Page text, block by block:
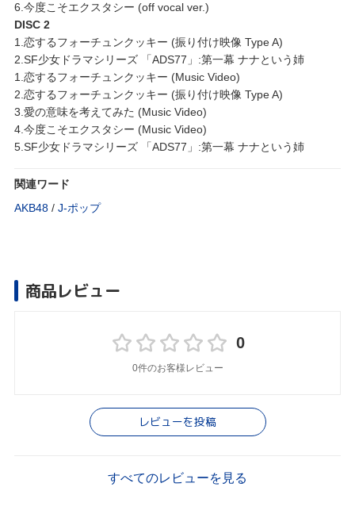
6.今度こそエクスタシー (off vocal ver.)
DISC 2
1.恋するフォーチュンクッキー (振り付け映像 Type A)
2.SF少女ドラマシリーズ 「ADS77」:第一幕 ナナという姉
1.恋するフォーチュンクッキー (Music Video)
2.恋するフォーチュンクッキー (振り付け映像 Type A)
3.愛の意味を考えてみた (Music Video)
4.今度こそエクスタシー (Music Video)
5.SF少女ドラマシリーズ 「ADS77」:第一幕 ナナという姉
関連ワード
AKB48 / J‐ポップ
商品レビュー
0
0件のお客様レビュー
レビューを投稿
すべてのレビューを見る